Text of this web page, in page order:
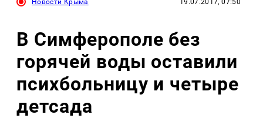
Новости Крыма 19.07.2017, 07:50
В Симферополе без
горячей воды оставили
психбольницу и четыре
детсада